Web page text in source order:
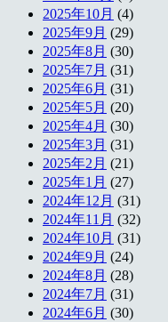
2025年10月 (4)
2025年9月 (29)
2025年8月 (30)
2025年7月 (31)
2025年6月 (31)
2025年5月 (20)
2025年4月 (30)
2025年3月 (31)
2025年2月 (21)
2025年1月 (27)
2024年12月 (31)
2024年11月 (32)
2024年10月 (31)
2024年9月 (24)
2024年8月 (28)
2024年7月 (31)
2024年6月 (30)